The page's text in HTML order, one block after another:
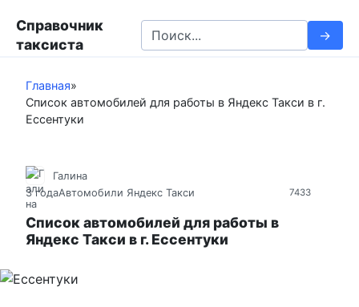
т
Справочник
таксиста
e
c
:
Главная»
Список автомобилей для работы в Яндекс Такси в г.
Ессентуки
7433
Галина
3 годаАвтомобили Яндекс Такси
Список автомобилей для работы в
Яндекс Такси в г. Ессентуки